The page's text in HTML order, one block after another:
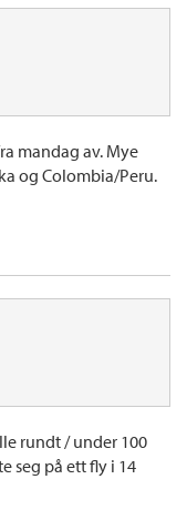
mandag av. Mye
og Colombia/Peru.
rundt / under 100
seg på ett fly i 14